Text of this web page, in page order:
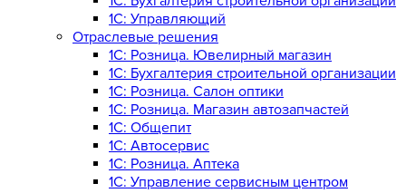
1С: Управляющий
Отраслевые решения
1С: Розница. Ювелирный магазин
1С: Бухгалтерия строительной организации
1С: Розница. Салон оптики
1С: Розница. Магазин автозапчастей
1C: Общепит
1С: Автосервис
1С: Розница. Аптека
1С: Управление сервисным центром